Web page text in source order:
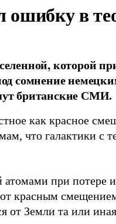
ошибку в
которой
сомнение
британские СМИ.
как красное
что галактики с
атомами при потере
красным
от Земли та или